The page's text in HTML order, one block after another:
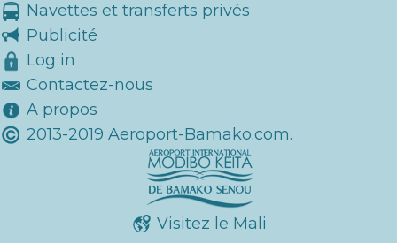
Navettes et transferts privés
Publicité
Log in
Contactez-nous
A propos
2013-2019 Aeroport-Bamako.com.
Visitez le Mali